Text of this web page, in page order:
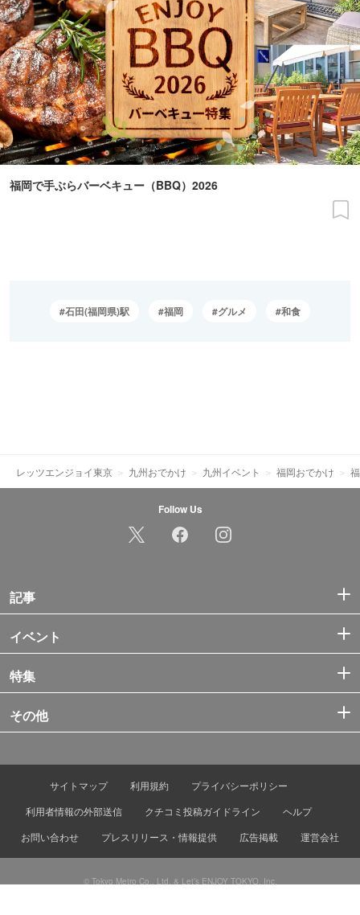
福岡で手ぶらバーベキュー（BBQ）2026
石田(福岡県)駅 福岡 グルメ 和食
レッツエンジョイ東京 九州おでかけ 九州イベント 福岡おでかけ
Follow Us
記事
イベント
特集
その他
サイトマップ 利用規約
プライバシーポリシー
利用者情報の外部送信
クチコミ投稿ガイドライン
ヘルプ
お問い合わせ
プレスリリース・情報提供 広告掲載 運営会社
© Tokyo Metro Co., Ltd. & Let’s ENJOY TOKYO, Inc.